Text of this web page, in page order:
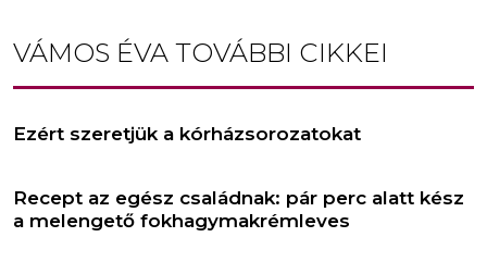
VÁMOS ÉVA TOVÁBBI CIKKEI
Ezért szeretjük a kórházsorozatokat
Recept az egész családnak: pár perc alatt kész
a melengető fokhagymakrémleves